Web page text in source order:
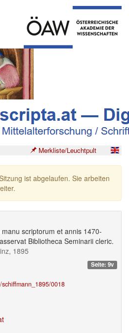
Merkliste/Leuchtpult
ist abgelaufen. Sie arbeiten
scriptorum et annis 1470-
Bibliotheca Seminarii cleric.
1895
Seite: 9v
0018